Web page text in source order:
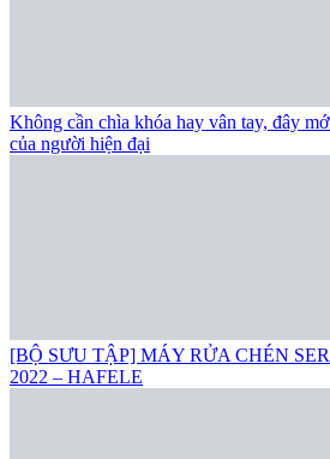
Không cần chìa khóa hay vân tay, đây
của người hiện đại
[BỘ SƯU TẬP] MÁY RỬA CHÉN
2022 – HAFELE